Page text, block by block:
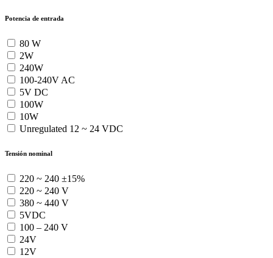
Potencia de entrada
80 W
2W
240W
100-240V AC
5V DC
100W
10W
Unregulated 12 ~ 24 VDC
Tensión nominal
220 ~ 240 ±15%
220 ~ 240 V
380 ~ 440 V
5VDC
100 – 240 V
24V
12V